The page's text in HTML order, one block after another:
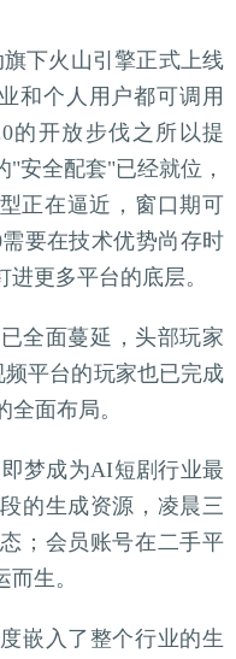
下火山引擎正式上线
和个人用户都可调用
的开放步伐之所以提
安全配套"已经就位，
正在逼近，窗口期可
需要在技术优势尚存时
更多平台的底层。
全面蔓延，头部玩家
平台的玩家也已完成
面布局。
即梦成为AI短剧行业最
的生成资源，凌晨三
；会员账号在二手平
生。
嵌入了整个行业的生